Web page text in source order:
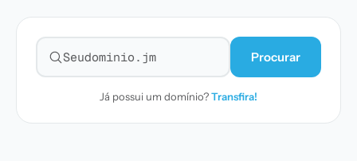
Pesquisar domínio
Procurar
Já possui um domínio?Transfira!